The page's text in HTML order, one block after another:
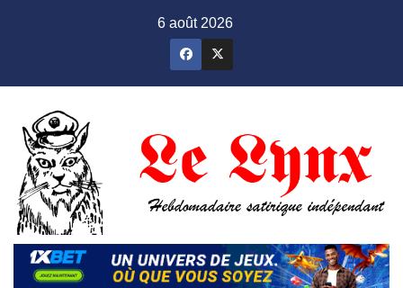
6 août 2026